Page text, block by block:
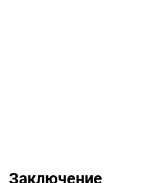
Заключение